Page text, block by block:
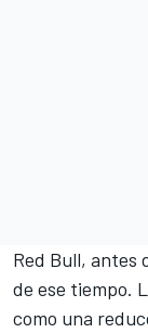
Red Bull, antes
de ese tiempo.
como una